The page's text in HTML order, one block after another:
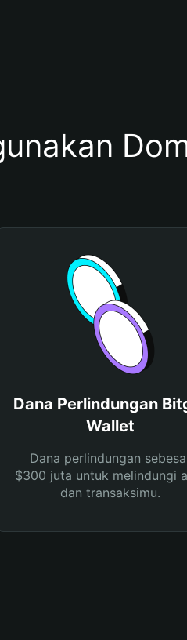
Dana Perlindungan
Wallet
Dana perlindungan
$300 juta untuk melindungi
dan transaksimu.